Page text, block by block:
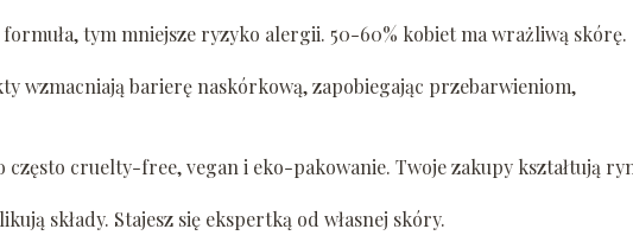
formuła, tym mniejsze ryzyko alergii. 50-60% kobiet ma wrażliwą skórę.
wzmacniają barierę naskórkową, zapobiegając przebarwieniom,
często cruelty-free, vegan i eko-pakowanie. Twoje zakupy kształtują
składy. Stajesz się ekspertką od własnej skóry.